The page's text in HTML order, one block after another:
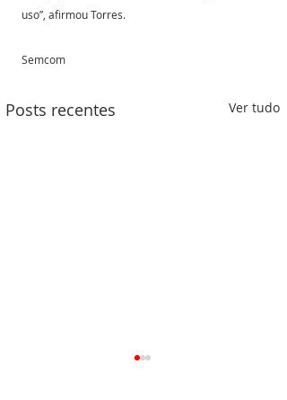
uso”, afirmou Torres.
Semcom
Posts recentes Ver tudo